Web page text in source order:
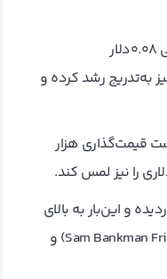
بالاخره، در جولای ۲۰۱۰ میلادی بود که بیت‌ کوین برای اولین بار در بازارهای عمومی با قیمتی بین ۰.۰۰۰۸الی ۰.۰۸دلار
و در سال‌های بعدتر نیز به‌تدریج رشد کرده و
قیمت‌گذاری هزار
و این‌بار به بالای
سطح ۶۰هزار دلار صعود کند. هرچند که در سال ۲۰۲۲، زمستان سرد کریپتو با سقوط سم بنکمن فراید (Sam Bankman Fried) و